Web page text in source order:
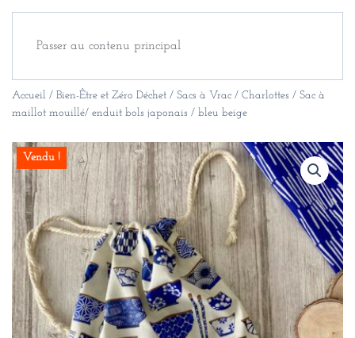
Passer au contenu principal
Accueil / Bien-Être et Zéro Déchet / Sacs à Vrac / Charlottes / Sac à
maillot mouillé/ enduit bols japonais / bleu beige
Vendu !